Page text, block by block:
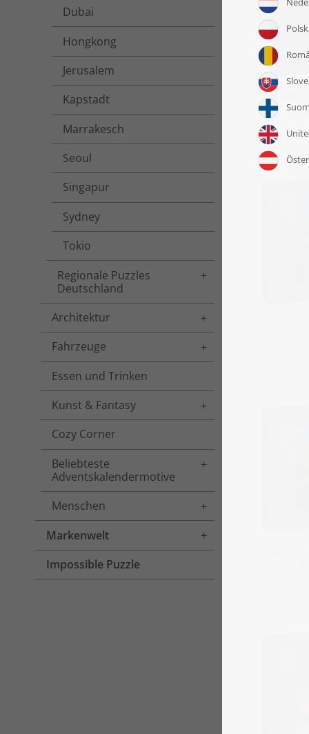
Dubai
Hongkong
Jerusalem
Kapstadt
Marrakesch
Seoul
Singapur
Sydney
Tokio
Regionale Puzzles
Deutschland
Toggle menu
Architektur
Toggle menu
Fahrzeuge
Toggle menu
Essen und Trinken
Kunst & Fantasy
Toggle menu
Cozy Corner
Beliebteste
Adventskalendermotive
Toggle menu
Menschen
Toggle menu
Markenwelt
Toggle menu
Impossible Puzzle
Puzzle